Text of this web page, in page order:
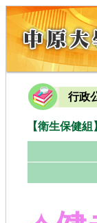
行政
【衛生保健